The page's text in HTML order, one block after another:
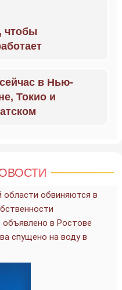
чтобы
в Нью-
Токио и
обвиняются в
в Ростове
спущено на воду в